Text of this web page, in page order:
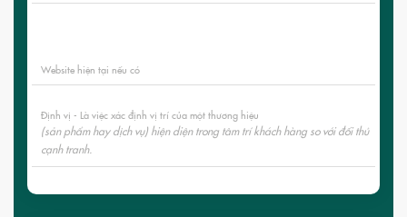
Website hiện tại nếu có
Định vị - Là việc xác định vị trí của một thương hiệu
(sản phẩm hay dịch vụ) hiện diện trong tâm trí khách hàng so với đối thủ
cạnh tranh.